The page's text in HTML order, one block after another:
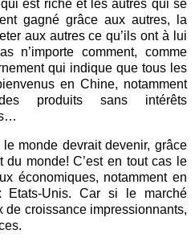
est riche et les autres qui se
gagné grâce aux autres, la
aux autres ce qu’ils ont à lui
n’importe comment, comme
qui indique que tous les
en Chine, notamment
produits sans intérêts
le monde devrait devenir, grâce
monde! C’est en tout cas le
économiques, notamment en
Etats-Unis. Car si le marché
de croissance impressionnants,